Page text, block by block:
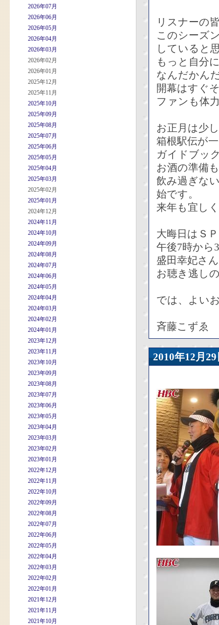
2026年07月
2026年06月
2026年05月
2026年04月
2026年03月
2026年02月
2026年01月
2025年12月
2025年11月
2025年10月
2025年09月
2025年08月
2025年07月
2025年06月
2025年05月
2025年04月
2025年03月
2025年02月
2025年01月
2024年12月
2024年11月
2024年10月
2024年09月
2024年08月
2024年07月
2024年06月
2024年05月
2024年04月
2024年03月
2024年02月
2024年01月
2023年12月
2023年11月
2023年10月
2023年09月
2023年08月
2023年07月
2023年06月
2023年05月
2023年04月
2023年03月
2023年02月
2023年01月
2022年12月
2022年11月
2022年10月
2022年09月
2022年08月
2022年07月
2022年06月
2022年05月
2022年04月
2022年03月
2022年02月
2022年01月
2021年12月
2021年11月
2021年10月
リスナーの
このシーズ
していると
もっと自分
なんだかん
開幕はすぐ
ファンも体
お正月は少
箱根駅伝が
ガイドブッ
お酒の準備
飲み過ぎな
始です。
来年も宜し
大晦日はＳ
午後7時から
盛田幸妃さ
お聴き逃し
では、よい
斉藤こずゑ
2010年12